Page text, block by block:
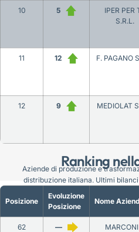
Ranking
10 5
IPER PER
S.R.L.
11 12 F. PAGANO
12 9 MEDIOLAT
Posizione
Evoluzione
Posizione
Nome
62 —
MARCONI
Aziende di produzione e
distribuzione italiana. Ultimi